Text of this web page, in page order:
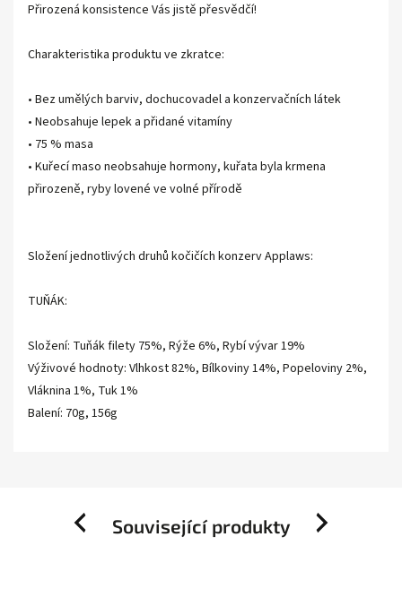
Přirozená konsistence Vás jistě přesvědčí!
Charakteristika produktu ve zkratce:
• Bez umělých barviv, dochucovadel a konzervačních látek
• Neobsahuje lepek a přidané vitamíny
• 75 % masa
• Kuřecí maso neobsahuje hormony, kuřata byla krmena
přirozeně, ryby lovené ve volné přírodě
Složení jednotlivých druhů kočičích konzerv Applaws:
TUŇÁK:
Složení: Tuňák filety 75%, Rýže 6%, Rybí vývar 19%
Výživové hodnoty: Vlhkost 82%, Bílkoviny 14%, Popeloviny 2%,
Vláknina 1%, Tuk 1%
Balení: 70g, 156g
Související produkty
Previous Next